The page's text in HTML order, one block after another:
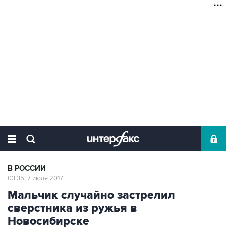
В РОССИИ
03:35, 7 июля 2017
Мальчик случайно застрелил
сверстника из ружья в
Новосибирске